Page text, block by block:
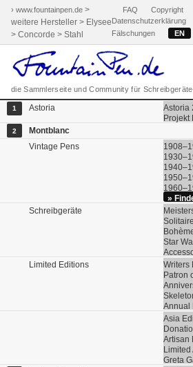
› www.fountainpen.de >
weitere Hersteller > Elysee
> Concorde > Stahl
FAQ Copyright
Datenschutzerklärung
Fälschungen
EN
die Sammlerseite und Community für
1 Astoria
Astoria
Projekt
2
Montblanc
Vintage Pens
»
Schreibgeräte
Star
Limited Editions
Writers
Patron
Annual
Asia
Artisan
Limited
Greta